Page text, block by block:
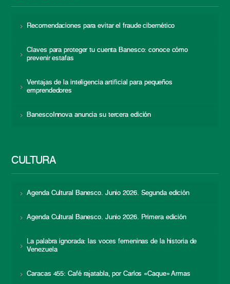
Recomendaciones para evitar el fraude cibernético
Claves para proteger tu cuenta Banesco: conoce cómo
prevenir estafas
Ventajas de la inteligencia artificial para pequeños
emprendedores
BanescoInnova anuncia su tercera edición
CULTURA
Agenda Cultural Banesco. Junio 2026. Segunda edición
Agenda Cultural Banesco. Junio 2026. Primera edición
La palabra ignorada: las voces femeninas de la historia de
Venezuela
Caracas 455: Café rajatabla, por Carlos «Caque» Armas